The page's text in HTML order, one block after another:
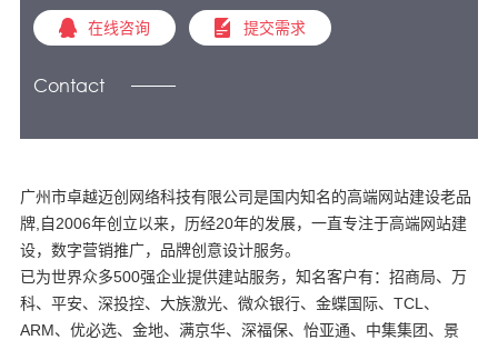
在线咨询 提交需求
Contact
广州市卓越迈创网络科技有限公司是国内知名的高端网站建设老品
牌,自2006年创立以来，历经20年的发展，一直专注于高端网站建
设，数字营销推广，品牌创意设计服务。
已为世界众多500强企业提供建站服务，知名客户有：招商局、万
科、平安、深投控、大族激光、微众银行、金蝶国际、TCL、
ARM、优必选、金地、满京华、深福保、怡亚通、中集集团、景